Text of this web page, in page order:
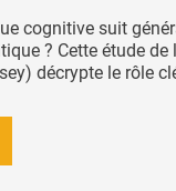
cognitive suit
? Cette étude de
décrypte le rôle